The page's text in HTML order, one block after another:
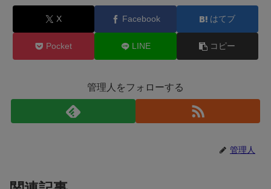
X Facebook はてブ
Pocket LINE コピー
管理人をフォローする
管理人